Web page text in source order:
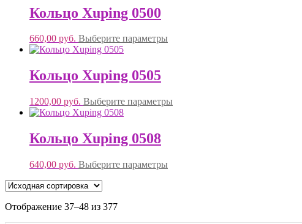
Кольцо Xuping 0500
660,00 руб. Выберите параметры
Кольцо Xuping 0505
1200,00 руб. Выберите параметры
Кольцо Xuping 0508
640,00 руб. Выберите параметры
Отображение 37–48 из 377